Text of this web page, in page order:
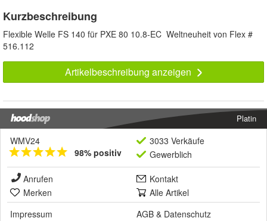
Kurzbeschreibung
Flexible Welle FS 140 für PXE 80 10.8-EC Weltneuheit von Flex #
516.112
Artikelbeschreibung anzeigen
Platin
WMV24
98% positiv
3033 Verkäufe
Gewerblich
Anrufen
Kontakt
Merken
Alle Artikel
Impressum
AGB & Datenschutz